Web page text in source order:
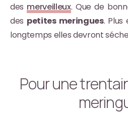
des merveilleux. Que de
des petites meringues. Plus
longtemps elles devront
Pour une